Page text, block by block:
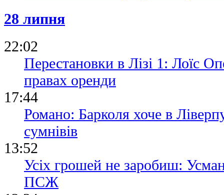
28 липня
22:02
Перестановки в Лізі 1: Лоїс
правах оренди
17:44
Романо: Барколя хоче в
сумнівів
13:52
Усiх грошей не заробиш:
ПСЖ